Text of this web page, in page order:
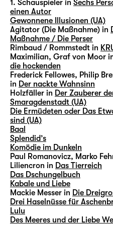
1. Schauspieler in Sechs
einen Autor
Gewonnene Illusionen (UA)
Agitator (Die Maßnahme) in
Maßnahme / Die Perser
Rimbaud / Rommstedt in
Maximilian, Graf von Moor
die hockenden
Frederick Fellowes, Philip
in Der nackte Wahnsinn
Holzfäller in Der Zauberer
Smaragdenstadt (UA)
Die Ermüdeten oder Das
sind (UA)
Baal
Splendid’s
Komödie im Dunkeln
Paul Romanovicz, Marko
Liliencron in Das Tierreich
Das Dschungelbuch
Kabale und Liebe
Mackie Messer in Die
Drei Haselnüsse für
Lulu
Des Meeres und der Liebe